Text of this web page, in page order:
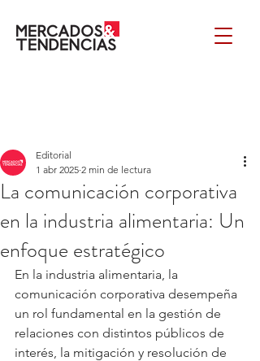
La comunicación corporativa
en la industria alimentaria: Un
enfoque estratégico
Editorial
1 abr 2025 2 min de lectura
En la industria alimentaria, la
comunicación corporativa desempeña
un rol fundamental en la gestión de
relaciones con distintos públicos de
interés, la mitigación y resolución de